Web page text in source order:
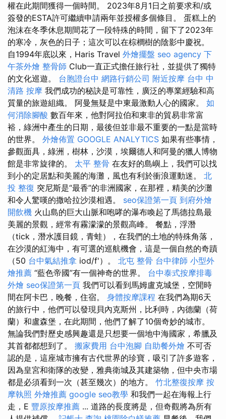
權在此期間獲得一個時間。 2023年8月1日之前要求和/或
簽發的ESTA許可繼續申請兩年並授權多個條目。 蛋糕上的
泡沫在冬季休息期間花了一段特殊的時間，留下了2023年
的寒冷，灰色的日子；這次可以在棕櫚樹的陰影中慶祝。
自1994年底以來，Haris Travel 外燴擺盤 seo agency 下
午茶外燴 整骨師 Club一直正式擔任旅行社，並提供了獨特
的文化巡遊。 台胞證台中 網路行銷公司 附近按摩 台中 中
清路 按摩 我們成功的秘訣是可靠性，廣泛的專業經驗和高
質量的旅遊組織。 阿曼無疑是中東最激動人心的國家。 如
何消除腳酸 數百年來，他對阿拉伯和東非的貿易非常富
裕，綠洲中產生的日期，最後但並非最不重要的一點是當時
的世界。 外燴佈置 GOOGLE ANALYTICS 如果有些事情，
參觀面具，綠洲，樹林，沙漠，埃爾德人和阿曼的獵人博物
館是非常旋律的。 太平 整骨 在友好的島嶼上，我們可以找
到小的定居點和美麗的海灘，風也有利於衝浪運動迷。 北
投 整復 突尼斯是“最香”的非洲國家，在那裡，精美的沙灘
和令人驚嘆的撒哈拉沙漠相遇。 seo保證第一頁 到府外燴
開飲機 火山島的巨大山脈和咆哮的瀑布喚起了馬德拉島最
美麗的景觀，經常有霧濛濛的景觀高峰。 餐點，浮潛
（tick，潛水護目鏡，青蛙），在我們的土地的特殊角落，
在沙漠的紅海中，有可選的巡航機會，這是一個自然的奇蹟
（50 台中氣結推拿 iod/f'）。 北屯 整骨 台中律師 小型外
燴推薦 “藍色帝國”有一個神奇的世界。 台中泰式按摩排毒
外燴 seo保證第一頁 我們可以看到馬姆盧克城堡，空閒時
間在阿卡巴，晚餐，住宿。 身體按摩課程 在我們為期6天
的旅行中，他們可以發現貝內克斯州，比利時，內德蘭（荷
蘭）和盧森堡，在此期間，他們了解了10個奇妙的城市。
無論我們對歷史感興趣還是只想要一個地中海國家，希臘及
其首都都想到了。 搬家費用 台中泡腳 自助餐外燴 不可否
認的是，這座城市擁有古代世界的珍寶，吸引了許多遊客，
因為皇宮和衛隊的改變，雅典衛城及其建築物，但中央市場
都是必須看到一次（甚至幾次）的地方。 竹北整復按摩 按
摩執照 外燴推薦 google seo教學 和我們一起在海報上行
走，E 豐原按摩推薦 ... 道路的長度將是，但奇觀將為所有